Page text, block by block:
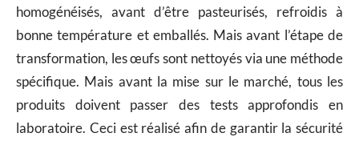
homogénéisés, avant d’être pasteurisés, refroidis à
bonne température et emballés. Mais avant l’étape de
transformation, les œufs sont nettoyés via une méthode
spécifique. Mais avant la mise sur le marché, tous les
produits doivent passer des tests approfondis en
laboratoire. Ceci est réalisé afin de garantir la sécurité